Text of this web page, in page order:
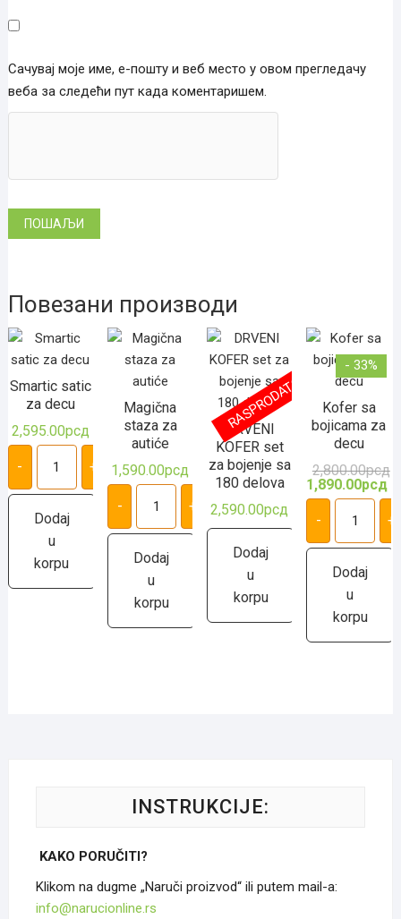
Сачувај моје име, е-пошту и веб место у овом прегледачу
веба за следећи пут када коментаришем.
Повезани производи
Smartic satic
za decu
2,595.00рсд
-
Smartic
satic
decu
+
Dodaj
u
korpu
Magična
staza za
autiće
1,590.00рсд
-
Magična
staza
autiće
+
Dodaj
u
korpu
DRVENI
KOFER set
za bojenje sa
180 delova
2,590.00рсд
Dodaj
u
korpu
RASPRODATO
- 33%
Kofer sa
bojicama za
decu
2,800.00рсд
1,890.00рсд
-
Kofer
bojicama
za
количина
+
Dodaj
u
korpu
INSTRUKCIJE:
KAKO PORUČITI?
Klikom na dugme „Naruči proizvod“ ili putem mail-a:
info@narucionline.rs